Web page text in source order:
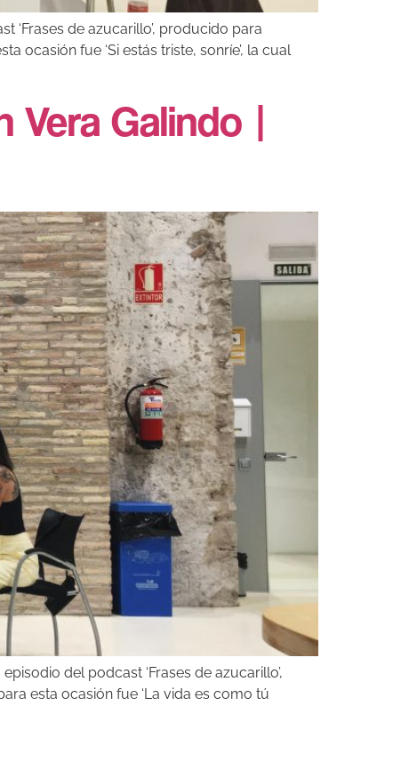
‘Frases de azucarillo’, producido para
ocasión fue ‘Si estás triste, sonríe’, la cual
Vera Galindo |
del podcast ‘Frases de azucarillo’,
esta ocasión fue ‘La vida es como tú